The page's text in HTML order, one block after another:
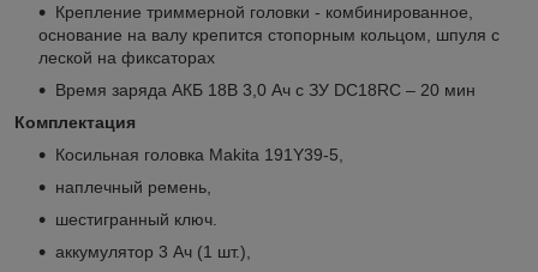
Крепление триммерной головки - комбинированное,
основание на валу крепится стопорным кольцом, шпуля с
леской на фиксаторах
Время заряда АКБ 18В 3,0 Ач с ЗУ DC18RС – 20 мин
Комплектация
Косильная головка Makita 191Y39-5,
наплечный ремень,
шестигранный ключ.
аккумулятор 3 Ач (1 шт.),